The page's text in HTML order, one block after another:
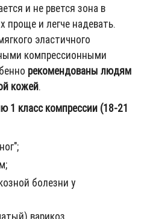
и не рвется зона в
проще и легче надевать.
эластичного
компрессионными
рекомендованы людям
кожей.
1 класс компрессии (18-21
болезни у
варикоз,